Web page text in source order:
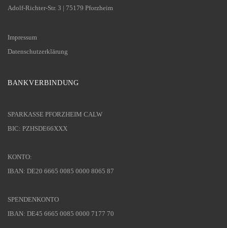
Adolf-Richter-Str. 3 | 75179 Pforzheim
Impressum
Datenschutzerklärung
BANKVERBINDUNG
SPARKASSE PFORZHEIM CALW
BIC: PZHSDE66XXX
KONTO:
IBAN: DE20 6665 0085 0000 8065 87
SPENDENKONTO
IBAN: DE45 6665 0085 0000 7177 70